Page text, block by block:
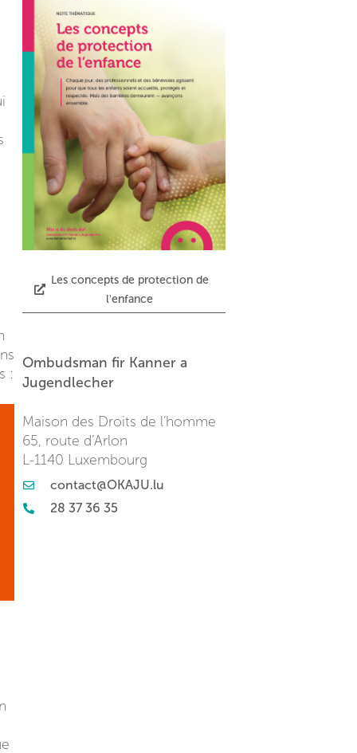
:
Les concepts de protection de
l'enfance
Ombudsman fir Kanner a
Jugendlecher
Maison des Droits de l’homme
65, route d’Arlon
L-1140 Luxembourg
contact@OKAJU.lu
28 37 36 35